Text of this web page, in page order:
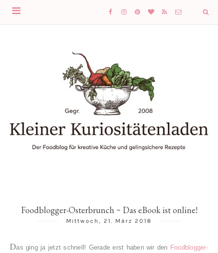
Foodblogger-Osterbrunch ~ Das eBook ist online!
Mittwoch, 21. März 2018
Das ging ja jetzt schnell! Gerade erst haben wir den Foodblogger-